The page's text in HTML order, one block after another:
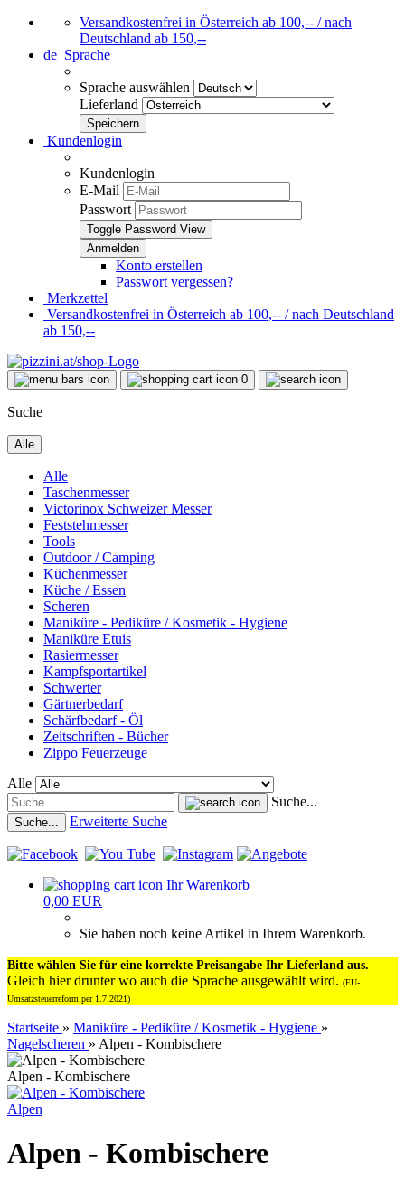
Versandkostenfrei in Österreich ab 100,-- / nach
Deutschland ab 150,--
de Sprache
Sprache auswählen
Lieferland
Kundenlogin
Kundenlogin
E-Mail
Passwort
Toggle Password View
Konto erstellen
Passwort vergessen?
Merkzettel
Versandkostenfrei in Österreich ab 100,-- / nach Deutschland
ab 150,--
0
Suche
Alle
Alle
Taschenmesser
Victorinox Schweizer Messer
Feststehmesser
Tools
Outdoor / Camping
Küchenmesser
Küche / Essen
Scheren
Maniküre - Pediküre / Kosmetik - Hygiene
Maniküre Etuis
Rasiermesser
Kampfsportartikel
Schwerter
Gärtnerbedarf
Schärfbedarf - Öl
Zeitschriften - Bücher
Zippo Feuerzeuge
Alle
Suche...
Suche... Erweiterte Suche
Ihr Warenkorb
0,00 EUR
Sie haben noch keine Artikel in Ihrem Warenkorb.
Bitte wählen Sie für eine korrekte Preisangabe Ihr Lieferland aus.
Gleich hier drunter wo auch die Sprache ausgewählt wird. (EU-
Umsatzsteuerreform per 1.7.2021)
Startseite » Maniküre - Pediküre / Kosmetik - Hygiene »
Nagelscheren » Alpen - Kombischere
Alpen - Kombischere
Alpen
Alpen - Kombischere